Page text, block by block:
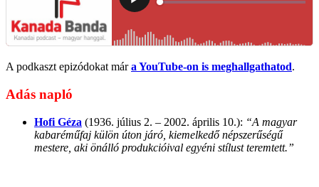
A podkaszt epizódokat mára YouTube-on is meghallgathatod.
Adás napló
Hofi Géza (1936. július 2. – 2002. április 10.): “A magyar
kabaréműfaj külön úton járó, kiemelkedő népszerűségű
mestere, aki önálló produkcióival egyéni stílust teremtett.”